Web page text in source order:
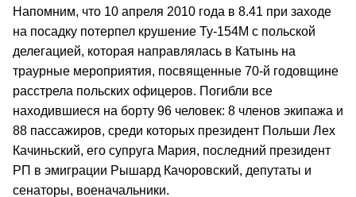
Напомним, что 10 апреля 2010 года в 8.41 при заходе
на посадку потерпел крушение Ту-154М с польской
делегацией, которая направлялась в Катынь на
траурные мероприятия, посвященные 70-й годовщине
расстрела польских офицеров. Погибли все
находившиеся на борту 96 человек: 8 членов экипажа и
88 пассажиров, среди которых президент Польши Лех
Качиньский, его супруга Мария, последний президент
РП в эмиграции Рышард Качоровский, депутаты и
сенаторы, военачальники.